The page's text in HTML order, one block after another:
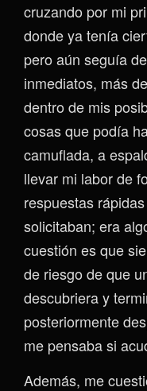
cruzando por mi
donde ya tenía
pero aún seguía
inmediatos, más
dentro de mis
cosas que podía
camuflada, a
llevar mi labor de
respuestas
solicitaban; era
cuestión es que
de riesgo de que
descubriera y
posteriormente
me pensaba si
Además, me